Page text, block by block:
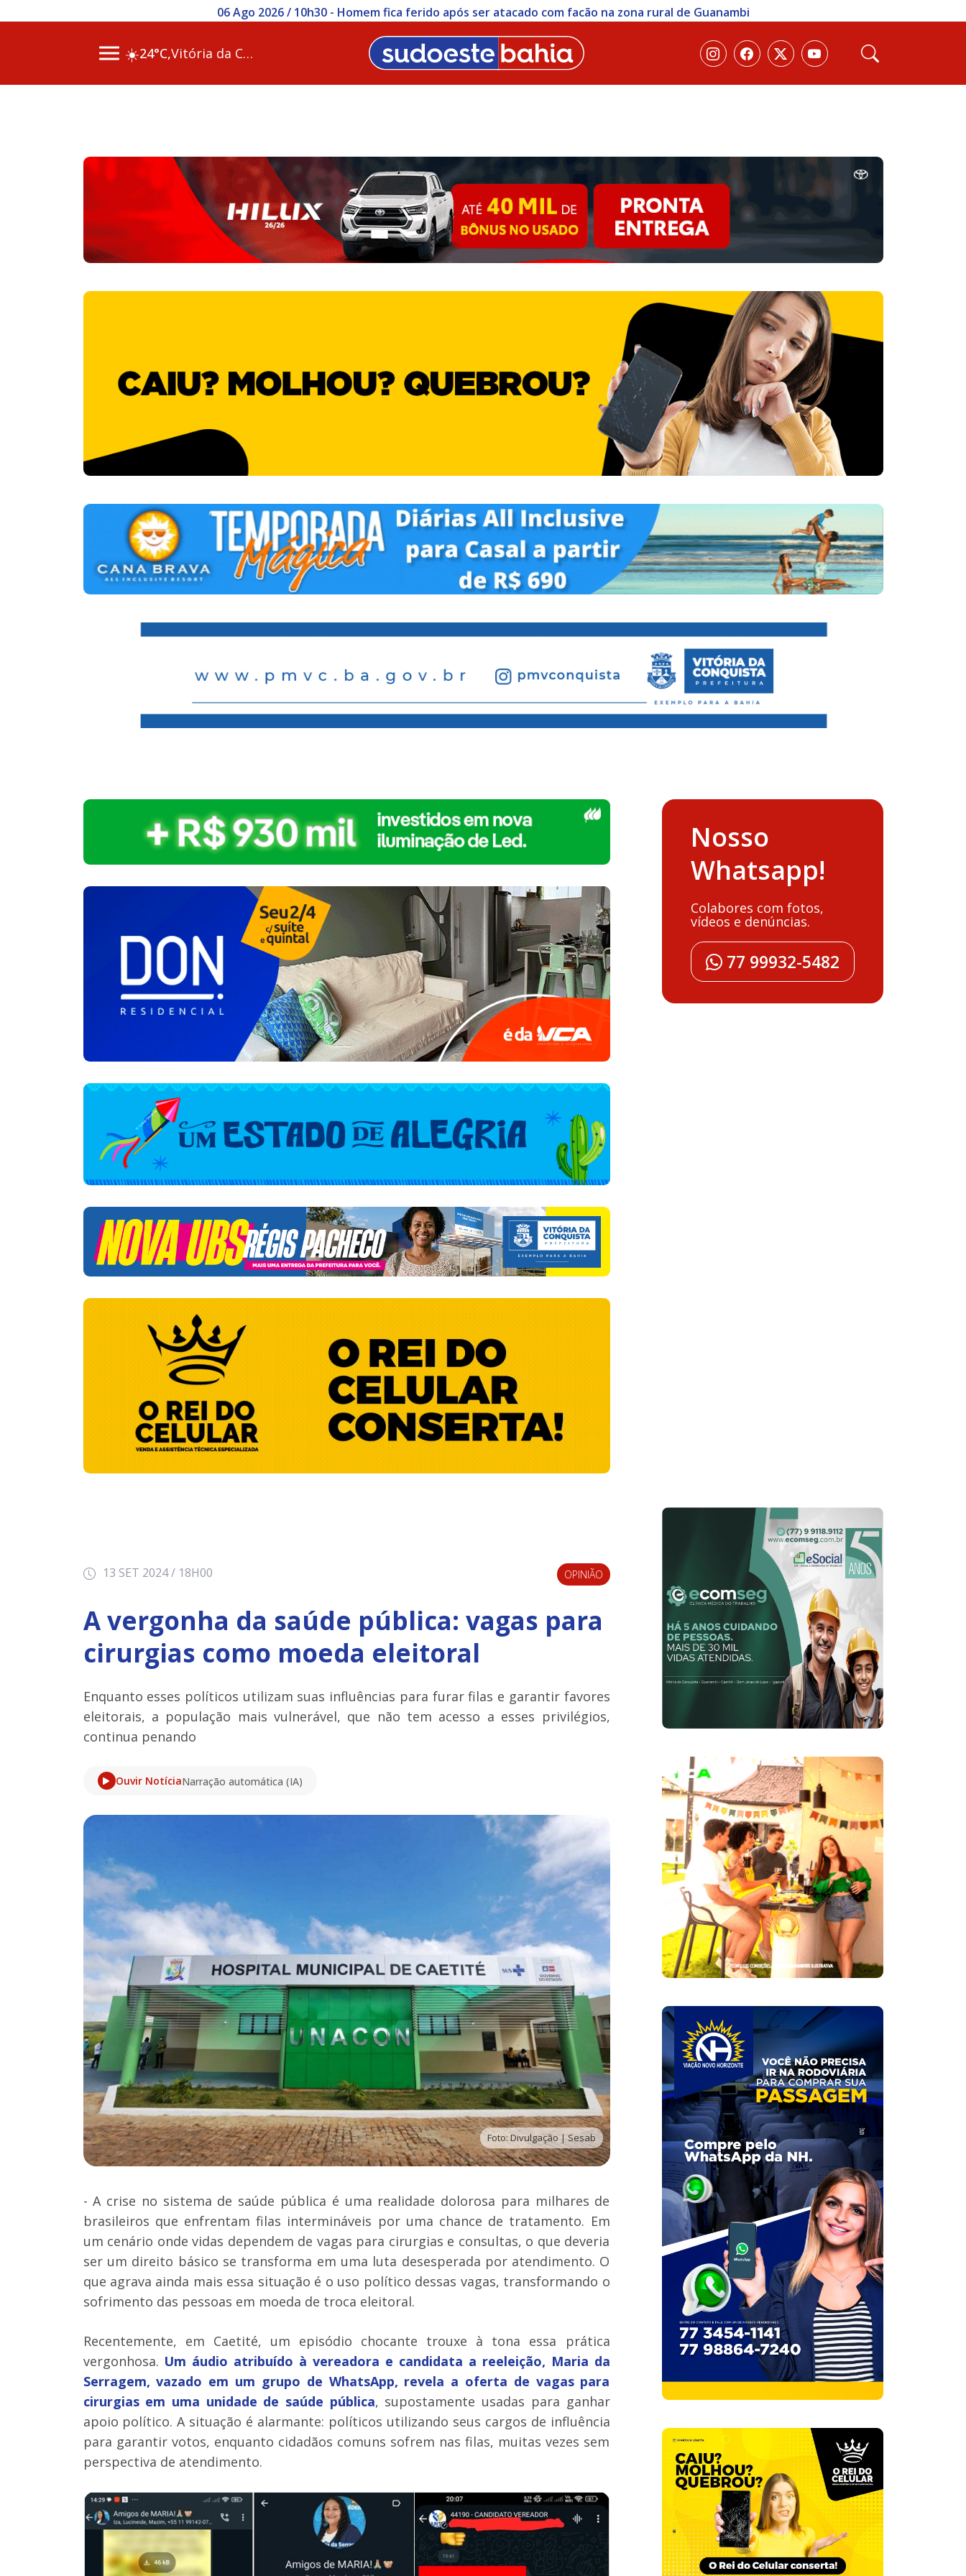
06 Ago 2026 / 10h30 - Homem fica ferido após ser atacado com facão na zona rural de Guanambi
☀️24°C, Vitória da Conq…
13 SET 2024 / 18H00 OPINIÃO
A vergonha da saúde pública: vagas para
cirurgias como moeda eleitoral
Enquanto esses políticos utilizam suas influências para furar filas e garantir favores
eleitorais, a população mais vulnerável, que não tem acesso a esses privilégios,
continua penando
Ouvir NotíciaNarração automática (IA)
Foto: Divulgação | Sesab
- A crise no sistema de saúde pública é uma realidade dolorosa para milhares de
brasileiros que enfrentam filas intermináveis por uma chance de tratamento. Em
um cenário onde vidas dependem de vagas para cirurgias e consultas, o que deveria
ser um direito básico se transforma em uma luta desesperada por atendimento. O
que agrava ainda mais essa situação é o uso político dessas vagas, transformando o
sofrimento das pessoas em moeda de troca eleitoral.
Recentemente, em Caetité, um episódio chocante trouxe à tona essa prática
vergonhosa. Um áudio atribuído à vereadora e candidata a reeleição, Maria da
Serragem, vazado em um grupo de WhatsApp, revela a oferta de vagas para
cirurgias em uma unidade de saúde pública, supostamente usadas para ganhar
apoio político. A situação é alarmante: políticos utilizando seus cargos de influência
para garantir votos, enquanto cidadãos comuns sofrem nas filas, muitas vezes sem
perspectiva de atendimento.
Nosso
Whatsapp!
Colabores com fotos,
vídeos e denúncias.
77 99932-5482